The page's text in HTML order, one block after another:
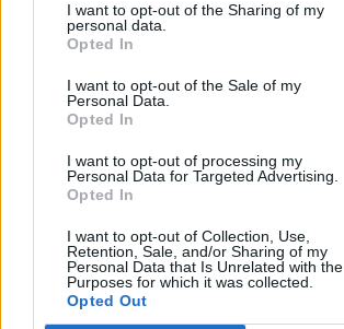
I want to opt-out of the Sharing of my
personal data.
Opted In
I want to opt-out of the Sale of my
Personal Data.
Opted In
I want to opt-out of processing my
Personal Data for Targeted Advertising.
Opted In
I want to opt-out of Collection, Use,
Retention, Sale, and/or Sharing of my
Personal Data that Is Unrelated with the
Purposes for which it was collected.
Opted Out
Θέσεις εργασίας
Όλες οι Θέσεις Εργασίας
Θέσεις Εργασίας ανά Ειδικότητα